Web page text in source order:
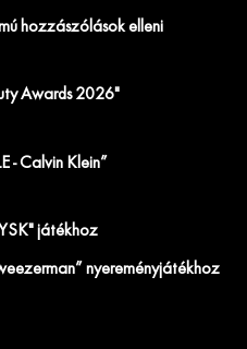
hozzászólások elleni
Awards 2026"
- Calvin Klein”
játékhoz
nyereményjátékhoz